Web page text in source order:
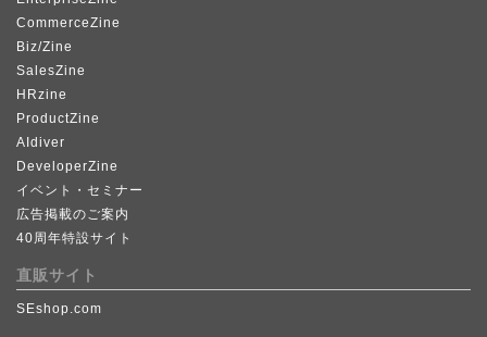
CommerceZine
Biz/Zine
SalesZine
HRzine
ProductZine
AIdiver
DeveloperZine
イベント・セミナー
広告掲載のご案内
40周年特設サイト
直販サイト
SEshop.com